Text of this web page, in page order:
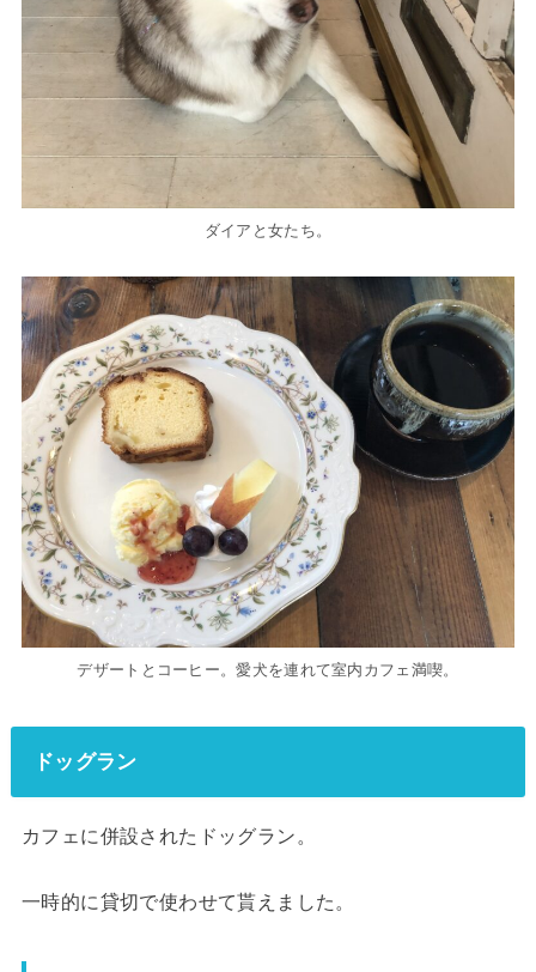
ダイアと女たち。
デザートとコーヒー。愛犬を連れて室内カフェ満喫。
ドッグラン
カフェに併設されたドッグラン。
一時的に貸切で使わせて貰えました。